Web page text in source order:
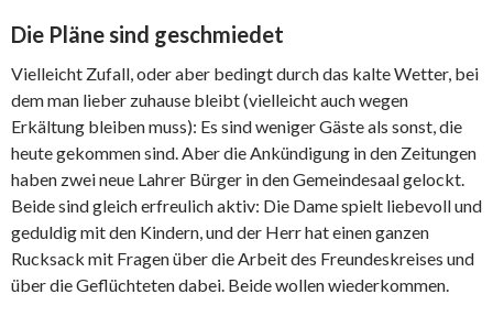
Die Pläne sind geschmiedet
Vielleicht Zufall, oder aber bedingt durch das kalte Wetter, bei
dem man lieber zuhause bleibt (vielleicht auch wegen
Erkältung bleiben muss): Es sind weniger Gäste als sonst, die
heute gekommen sind. Aber die Ankündigung in den Zeitungen
haben zwei neue Lahrer Bürger in den Gemeindesaal gelockt.
Beide sind gleich erfreulich aktiv: Die Dame spielt liebevoll und
geduldig mit den Kindern, und der Herr hat einen ganzen
Rucksack mit Fragen über die Arbeit des Freundeskreises und
über die Geflüchteten dabei. Beide wollen wiederkommen.